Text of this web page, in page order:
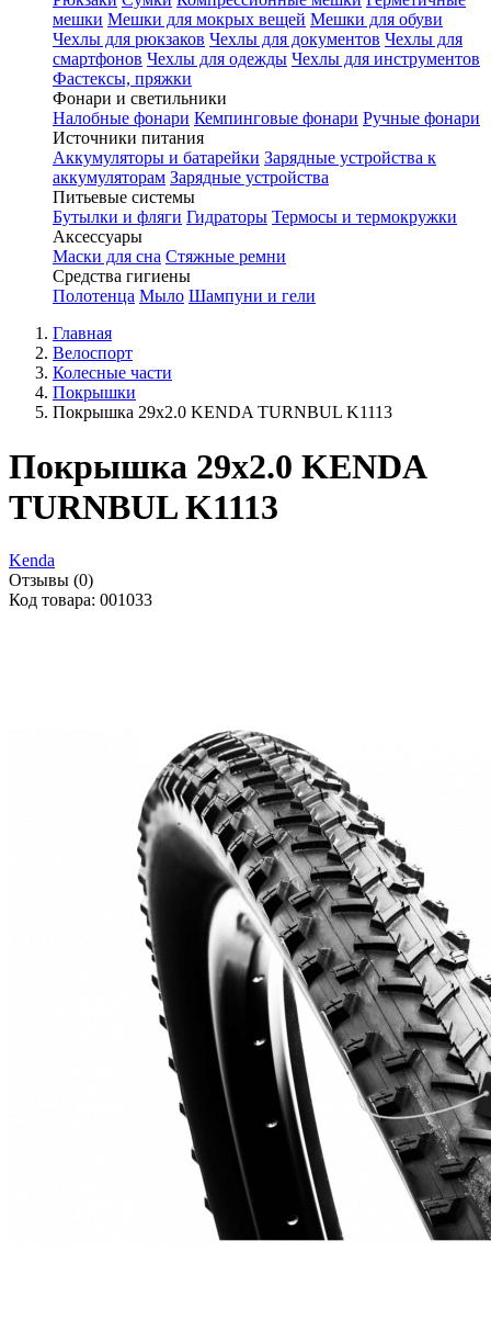
мешки Мешки для мокрых вещей Мешки для обуви
Чехлы для рюкзаков Чехлы для документов Чехлы для
смартфонов Чехлы для одежды Чехлы для инструментов
Фастексы, пряжки
Фонари и светильники
Налобные фонари Кемпинговые фонари Ручные фонари
Источники питания
Аккумуляторы и батарейки Зарядные устройства к
аккумуляторам Зарядные устройства
Питьевые системы
Бутылки и фляги Гидраторы Термосы и термокружки
Аксессуары
Маски для сна Стяжные ремни
Средства гигиены
Полотенца Мыло Шампуни и гели
Главная
Велоспорт
Колесные части
Покрышки
Покрышка 29x2.0 KENDA TURNBUL K1113
Покрышка 29x2.0 KENDA
TURNBUL K1113
Kenda
Отзывы (0)
Код товара: 001033